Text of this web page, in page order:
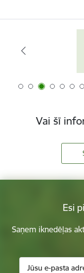
Vai šī
Esi
Saņem iknedēļas